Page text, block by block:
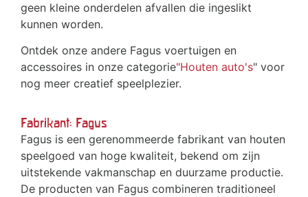
geen kleine onderdelen afvallen die ingeslikt
kunnen worden.
Ontdek onze andere Fagus voertuigen en
accessoires in onze categorie"Houten auto's" voor
nog meer creatief speelplezier.
Fabrikant: Fagus
Fagus is een gerenommeerde fabrikant van houten
speelgoed van hoge kwaliteit, bekend om zijn
uitstekende vakmanschap en duurzame productie.
De producten van Fagus combineren traditioneel